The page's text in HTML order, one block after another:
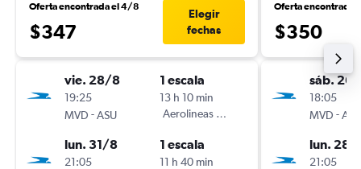
Oferta encontrada el 4/8
$347
Elegir
fechas
vie. 28/8
19:25
MVD -ASU
1 escala
13 h 10 min
Aerolineas Argentinas
lun. 31/8
21:05
1 escala
11 h 40 min
Oferta encontrada
$350
sáb.
18:05
MVD -ASU
lun. 28/
21:05